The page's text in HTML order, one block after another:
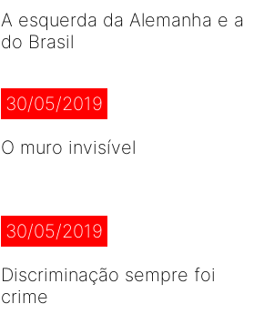
A esquerda da Alemanha e a
do Brasil
30/05/2019
O muro invisível
30/05/2019
Discriminação sempre foi
crime